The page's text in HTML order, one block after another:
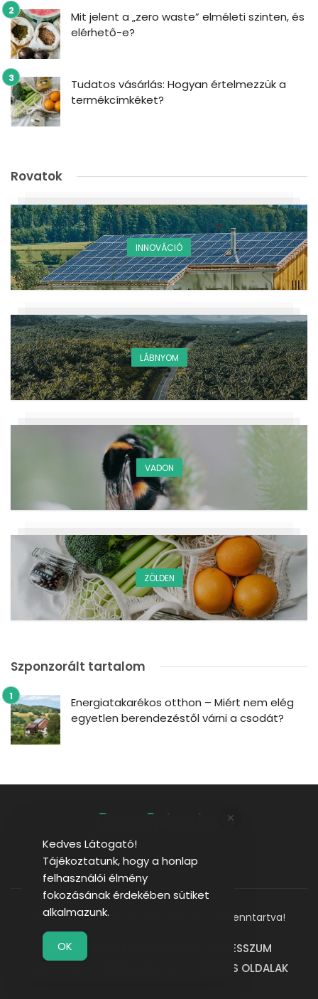
Mit jelent a „zero waste” elméleti szinten, és
elérhető-e?
Tudatos vásárlás: Hogyan értelmezzük a
termékcímkéket?
Rovatok
INNOVÁCIÓ
LÁBNYOM
VADON
ZÖLDEN
Szponzorált tartalom
Energiatakarékos otthon – Miért nem elég
egyetlen berendezéstől várni a csodát?
GreenSpiration.hu © 2026 - Minden jog fenntartva!
ADATKEZELÉSI TÁJÉKOZTATÓ
IMPRESSZUM
HASZNOS OLDALAK
Kedves Látogató!
Tájékoztatunk, hogy a honlap
felhasználói élmény
fokozásának érdekében sütiket
alkalmazunk.
OK